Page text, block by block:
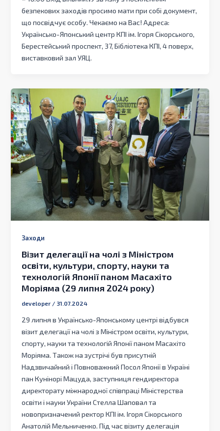
безпекових заходів просимо мати при собі документ,
що посвідчує особу. Чекаємо на Вас! Адреса:
Українсько-Японський центр КПІ ім. Ігоря Сікорського,
Берестейський проспект, 37, Бібліотека КПІ, 4 поверх,
виставковий зал УЯЦ.
Заходи
Візит делегації на чолі з Міністром
освіти, культури, спорту, науки та
технологій Японії паном Масахіто
Моріяма (29 липня 2024 року)
developer / 31.07.2024
29 липня в Українсько-Японському центрі відбувся
візит делегації на чолі з Міністром освіти, культури,
спорту, науки та технологій Японії паном Масахіто
Моріяма. Також на зустрічі був присутній
Надзвичайний і Повноважний Посол Японії в Україні
пан Кунінорі Мацуда, заступниця гендиректора
директорату міжнародної співпраці Міністерства
освіти і науки України Стелла Шаповал та
новопризначений ректор КПІ ім. Ігоря Сікорського
Анатолій Мельниченко. Під час візиту делегація